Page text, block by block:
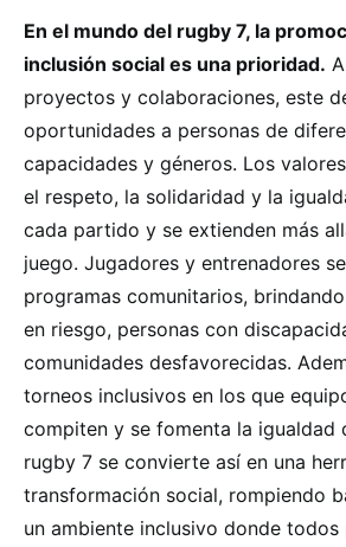
En el mundo del rugby 7, la
inclusión social es una prioridad.
proyectos y colaboraciones, este
oportunidades a personas de
capacidades y géneros. Los
el respeto, la solidaridad y la
cada partido y se extienden más
juego. Jugadores y entrenadores
programas comunitarios,
en riesgo, personas con
comunidades desfavorecidas.
torneos inclusivos en los que
compiten y se fomenta la igualdad
rugby 7 se convierte así en una
transformación social, rompiendo
un ambiente inclusivo donde